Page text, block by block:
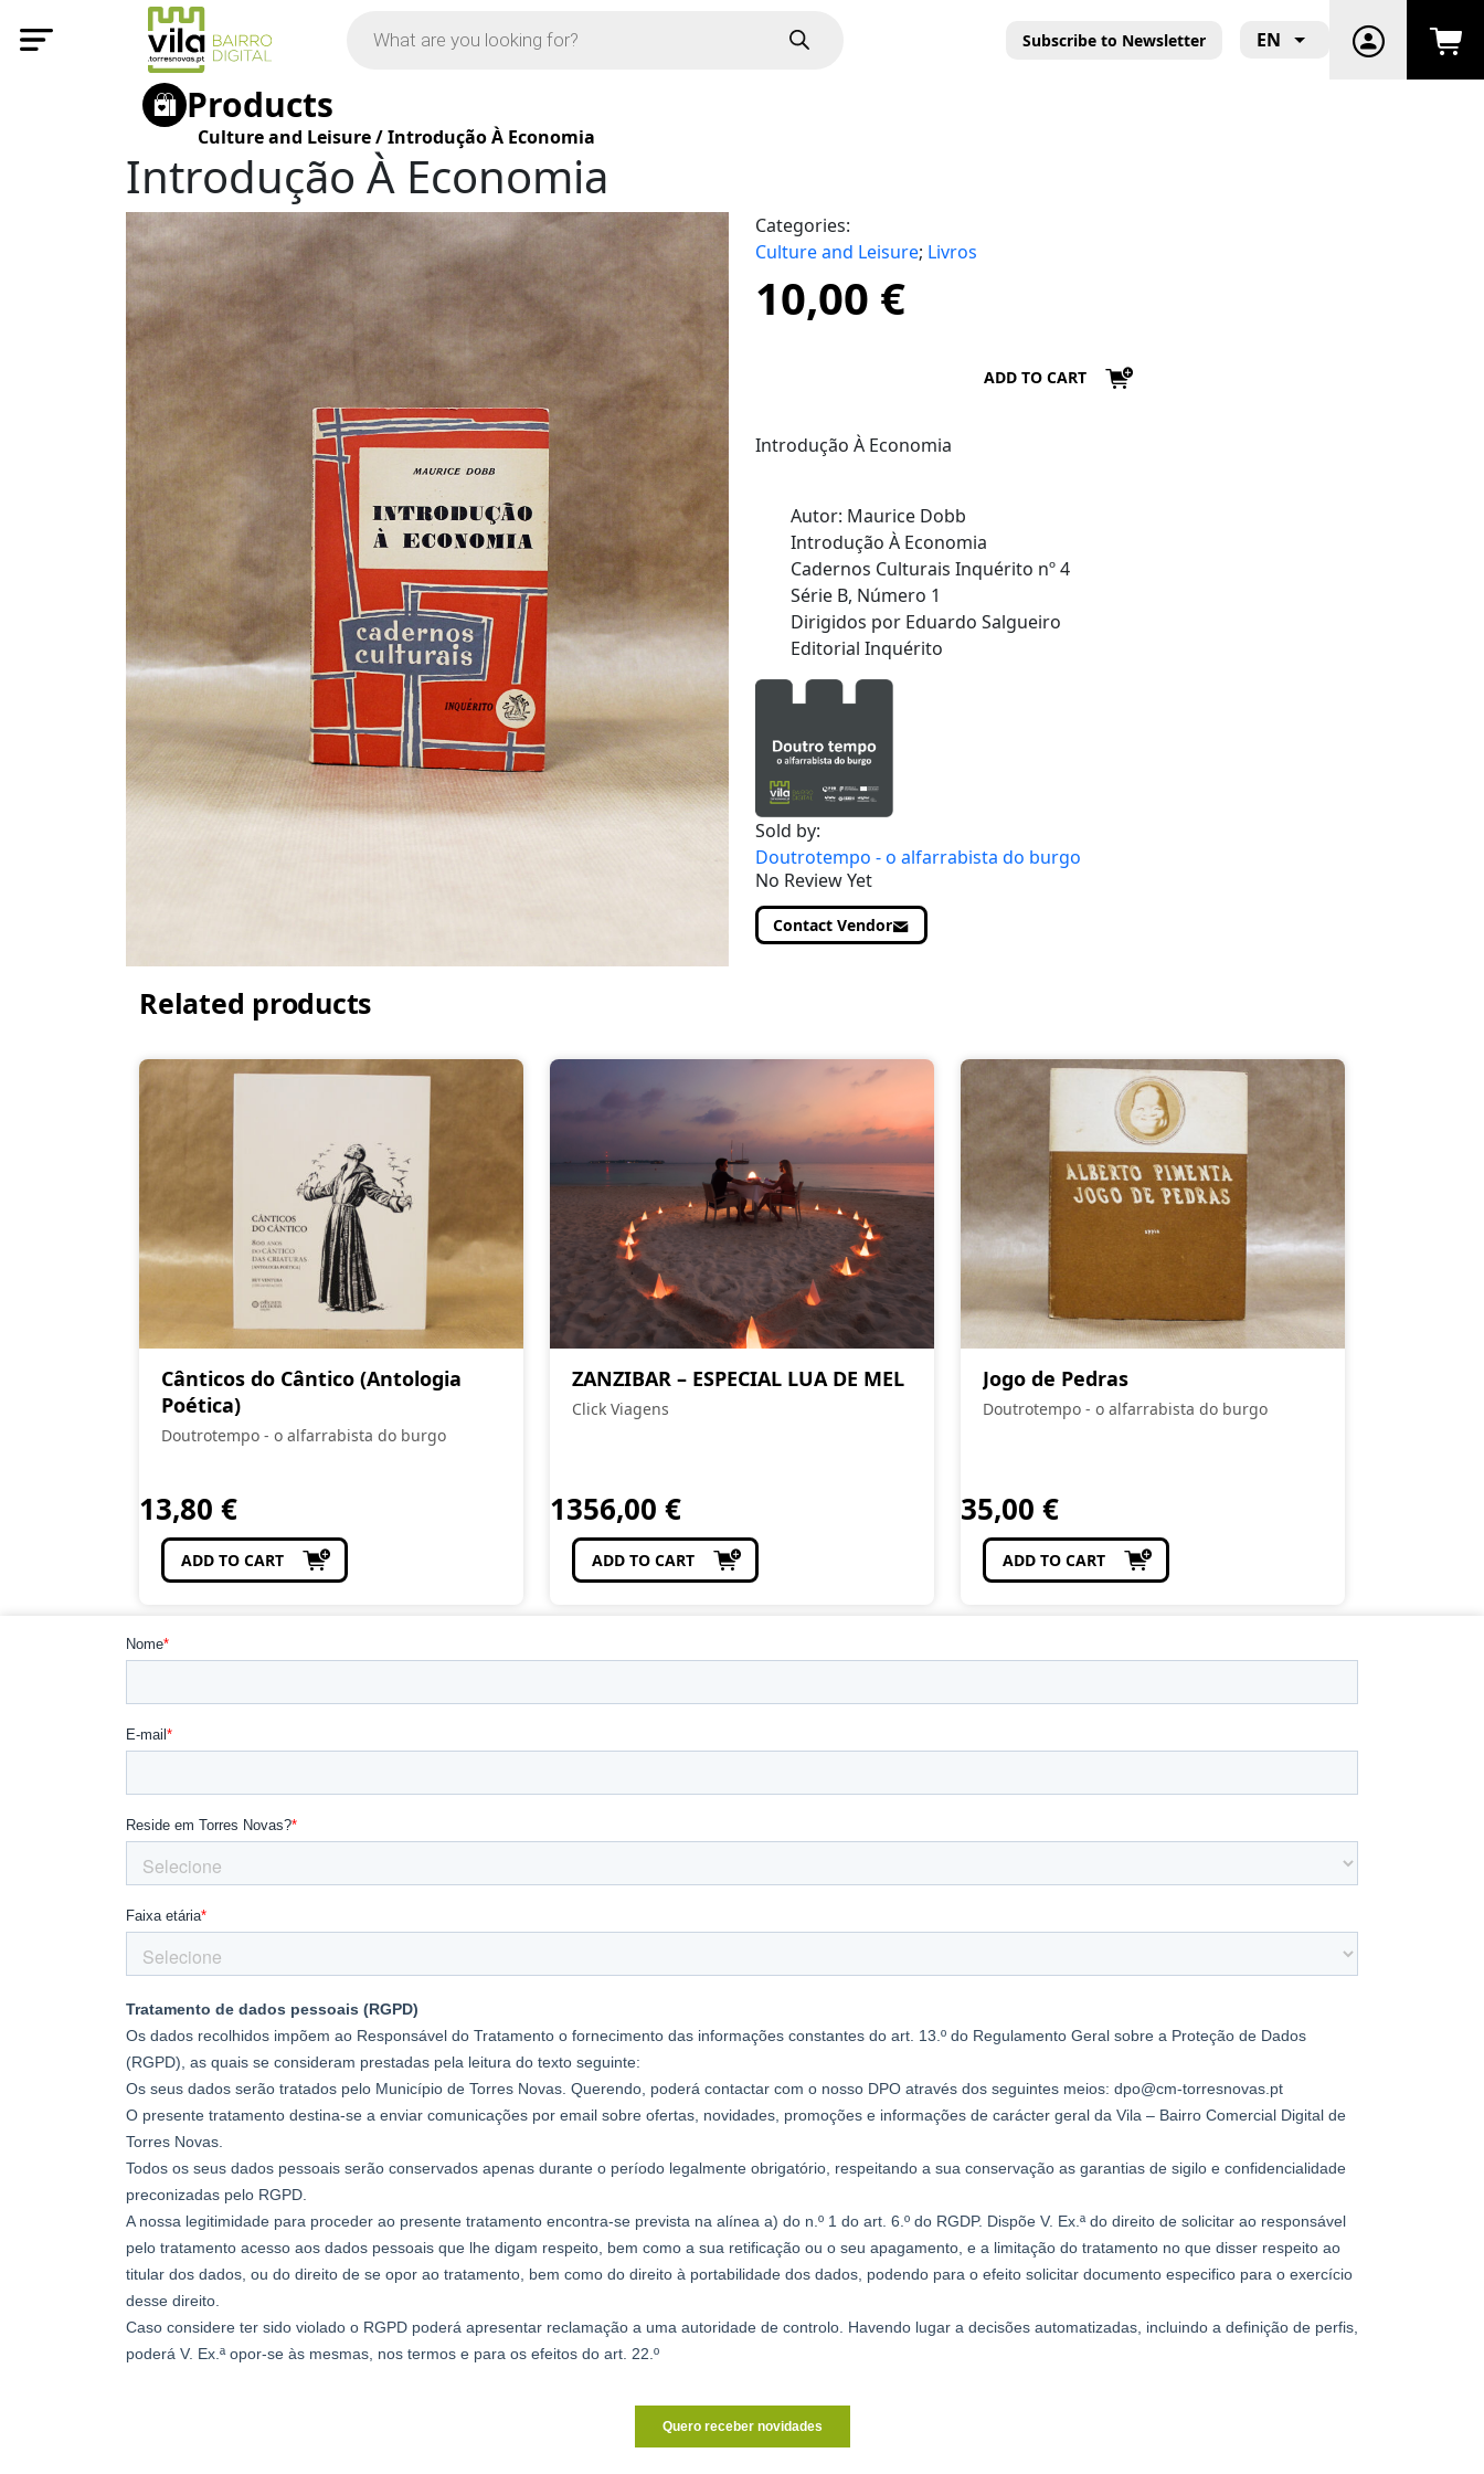
Subscribe to Newsletter EN
Products
Culture and Leisure/Introdução À Economia
Introdução À Economia
Categories:
Culture and Leisure; Livros
10,00 €
ADD TO CART
Introdução À Economia
Autor: Maurice Dobb
Introdução À Economia
Cadernos Culturais Inquérito nº 4
Série B, Número 1
Dirigidos por Eduardo Salgueiro
Editorial Inquérito
Sold by:
Doutrotempo - o alfarrabista do burgo
No Review Yet
Contact Vendor
Related products
Cânticos do Cântico (Antologia
Poética)
Doutrotempo - o alfarrabista do burgo
13,80 €
ADD TO CART
ZANZIBAR – ESPECIAL LUA DE MEL
Click Viagens
1356,00 €
ADD TO CART
Jogo de Pedras
Doutrotempo - o alfarrabista do burgo
35,00 €
ADD TO CART